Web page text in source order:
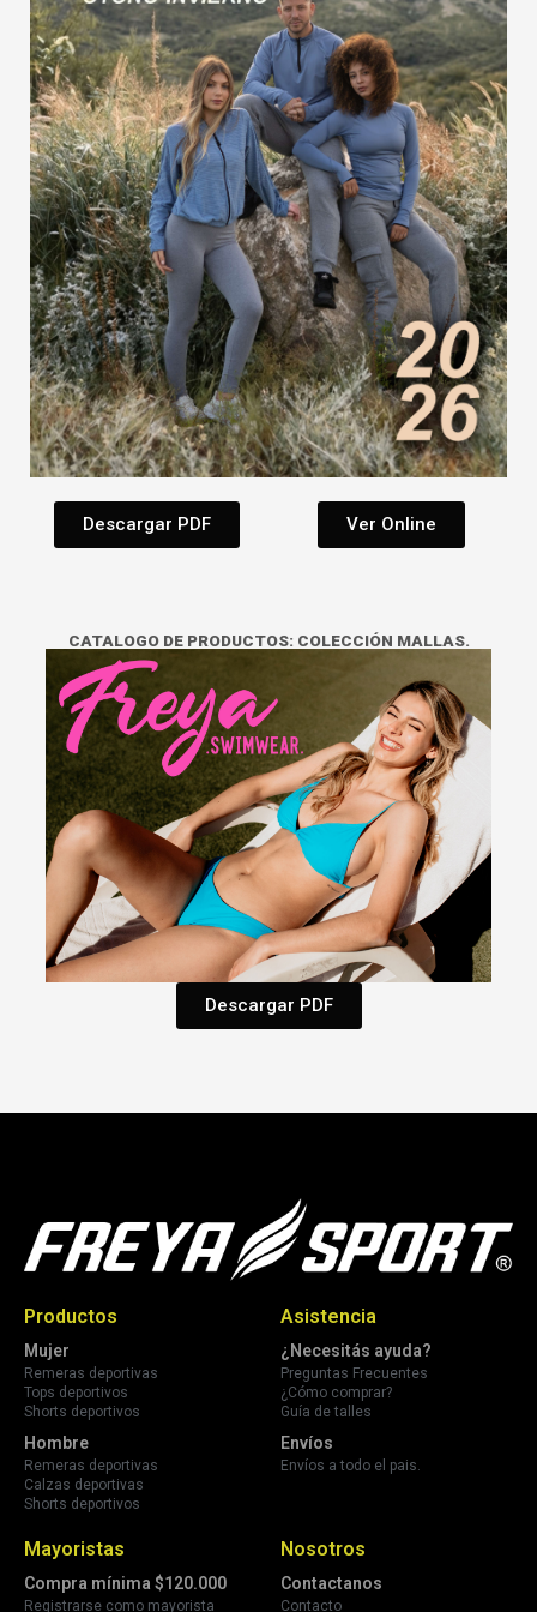
Descargar PDF Ver Online
CATALOGO DE PRODUCTOS: COLECCIÓN MALLAS.
Descargar PDF
Productos
Mujer
Remeras deportivas
Tops deportivos
Shorts deportivos
Hombre
Remeras deportivas
Calzas deportivas
Shorts deportivos
Asistencia
¿Necesitás ayuda?
Preguntas Frecuentes
¿Cómo comprar?
Guía de talles
Envíos
Envíos a todo el pais.
Mayoristas
Compra mínima $120.000
Registrarse como mayorista
Nosotros
Contactanos
Contacto